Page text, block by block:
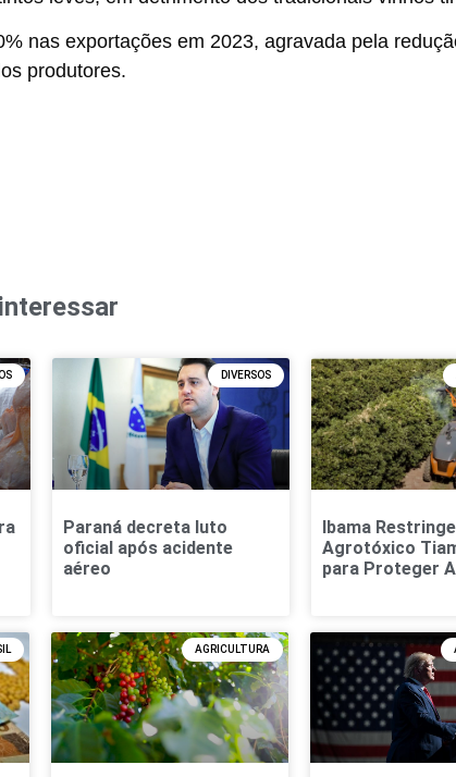
nas exportações em 2023, agravada pela
produtores.
DIVERSOS
Paraná decreta luto
oficial após acidente
aéreo
Ibama
Agrotóxico
para Proteger
AGRICULTURA